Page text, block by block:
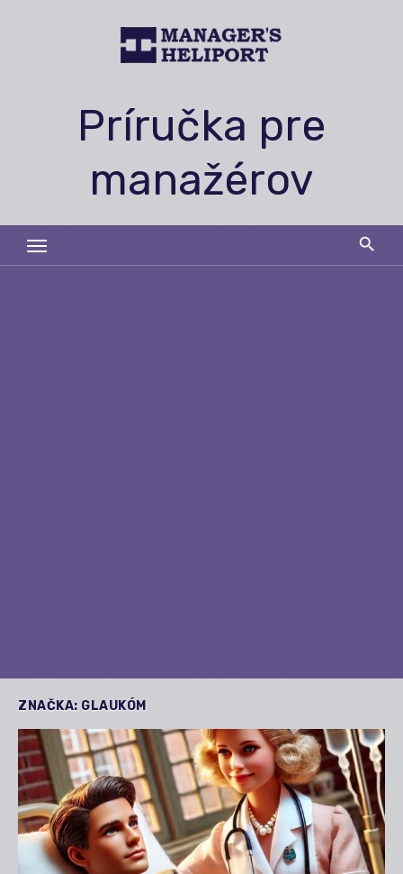
Príručka pre
manažérov
ZNAČKA: GLAUKÓM